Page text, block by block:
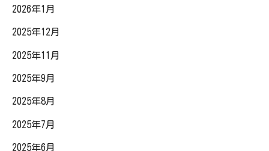
2026年1月
2025年12月
2025年11月
2025年9月
2025年8月
2025年7月
2025年6月